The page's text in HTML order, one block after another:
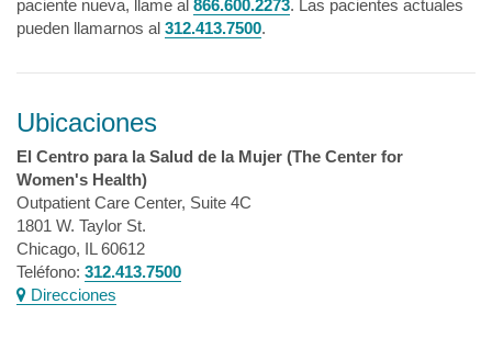
paciente nueva, llame al 866.600.2273. Las pacientes actuales
pueden llamarnos al 312.413.7500.
Ubicaciones
El Centro para la Salud de la Mujer (The Center for
Women's Health)
Outpatient Care Center, Suite 4C
1801 W. Taylor St.
Chicago, IL 60612
Teléfono: 312.413.7500
Direcciones